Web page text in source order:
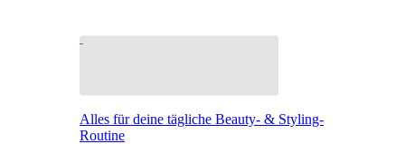
Alles für deine tägliche Beauty- & Styling-
Routine